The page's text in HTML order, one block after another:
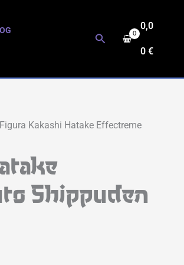
Buscar
0,0
0€
Kakashi Hatake Effectreme
Shippuden